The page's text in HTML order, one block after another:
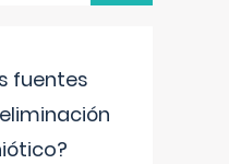
fuentes